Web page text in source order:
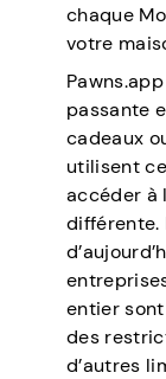
chaque
votre
passante
cadeaux
utilisent
accéder à
différente.
entier
des
d’autres